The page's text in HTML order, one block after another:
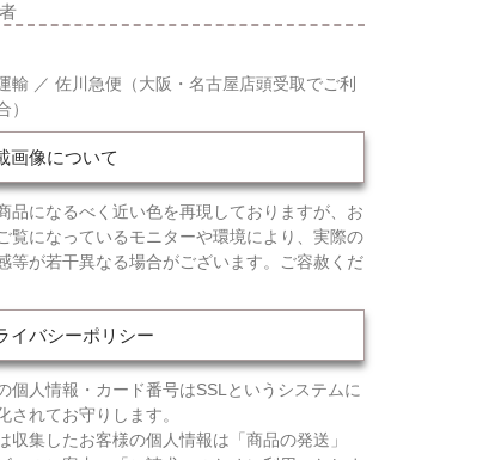
輸 ／ 佐川急便（大阪・名古屋店頭受取でご利
）
画像について
品になるべく近い色を再現しておりますが、お
覧になっているモニターや環境により、実際の
等が若干異なる場合がございます。ご容赦くだ
イバシーポリシー
個人情報・カード番号はSSLというシステムに
されてお守りします。
収集したお客様の個人情報は「商品の発送」